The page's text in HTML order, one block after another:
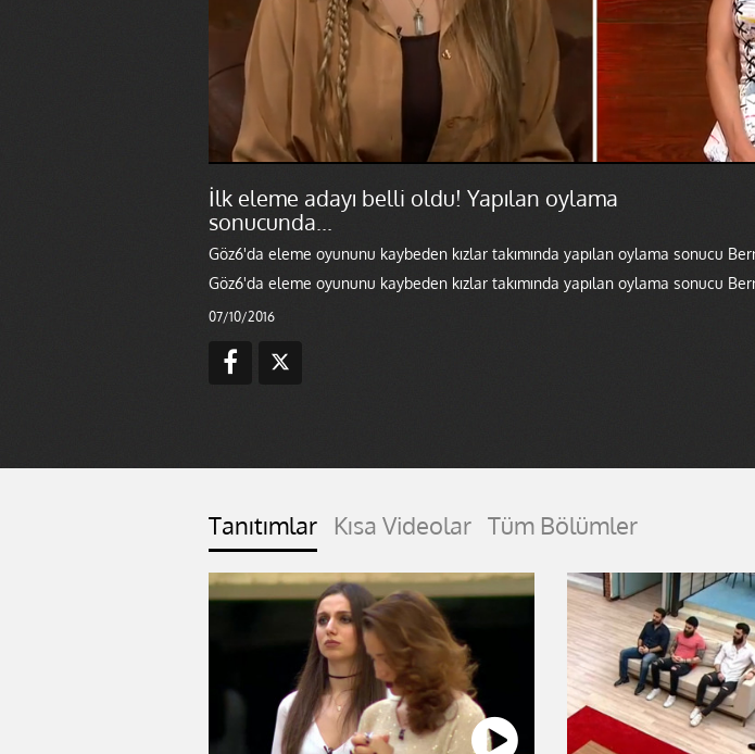
İlk eleme adayı belli oldu! Yapılan oylama
sonucunda...
Göz6'da eleme oyununu kaybeden kızlar takımında yapılan oylama sonucu
Göz6'da eleme oyununu kaybeden kızlar takımında yapılan oylama sonucu
07/10/2016
Tanıtımlar Kısa Videolar Tüm Bölümler